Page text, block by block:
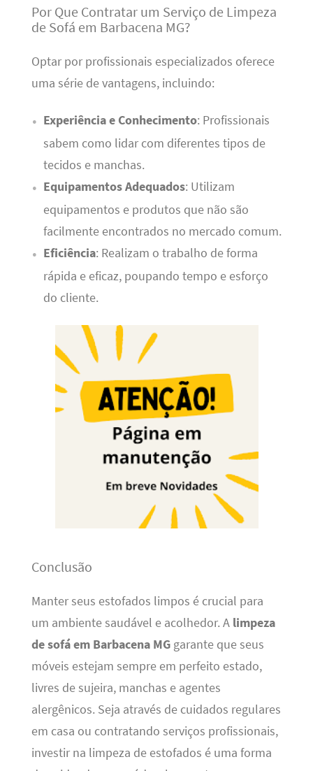
Por Que Contratar um Serviço de Limpeza
de Sofá em Barbacena MG?
Optar por profissionais especializados oferece
uma série de vantagens, incluindo:
Experiência e Conhecimento: Profissionais
sabem como lidar com diferentes tipos de
tecidos e manchas.
Equipamentos Adequados: Utilizam
equipamentos e produtos que não são
facilmente encontrados no mercado comum.
Eficiência: Realizam o trabalho de forma
rápida e eficaz, poupando tempo e esforço
do cliente.
Conclusão
Manter seus estofados limpos é crucial para
um ambiente saudável e acolhedor. A limpeza
de sofá em Barbacena MGgarante que seus
móveis estejam sempre em perfeito estado,
livres de sujeira, manchas e agentes
alergênicos. Seja através de cuidados regulares
em casa ou contratando serviços profissionais,
investir na limpeza de estofados é uma forma